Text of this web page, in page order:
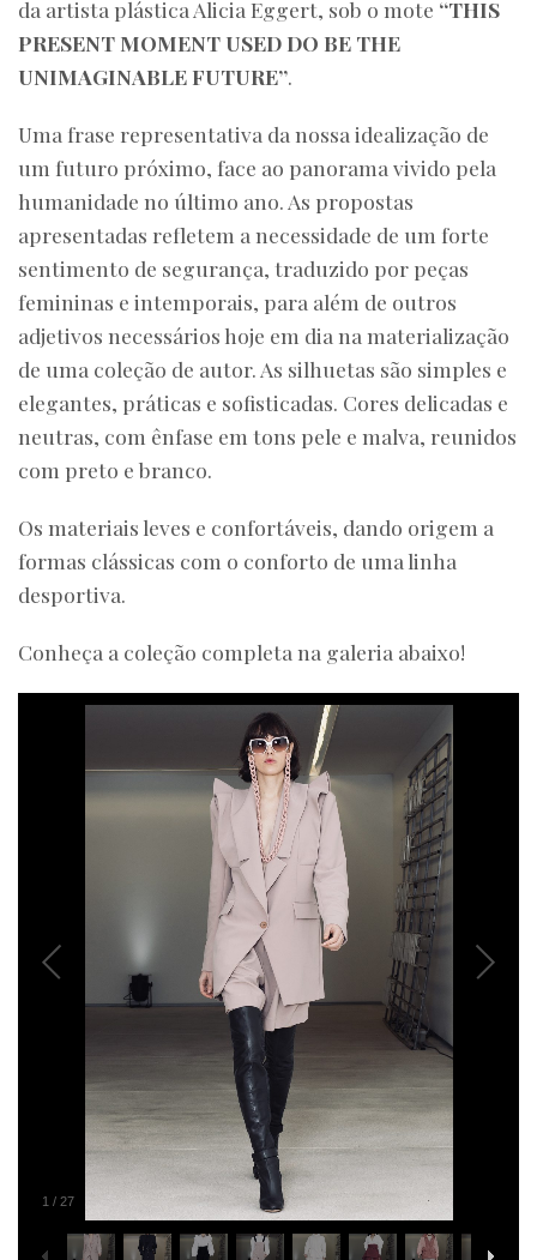
da artista plástica Alicia Eggert, sob o mote “THIS
PRESENT MOMENT USED DO BE THE
UNIMAGINABLE FUTURE”.
Uma frase representativa da nossa idealização de
um futuro próximo, face ao panorama vivido pela
humanidade no último ano. As propostas
apresentadas refletem a necessidade de um forte
sentimento de segurança, traduzido por peças
femininas e intemporais, para além de outros
adjetivos necessários hoje em dia na materialização
de uma coleção de autor. As silhuetas são simples e
elegantes, práticas e sofisticadas. Cores delicadas e
neutras, com ênfase em tons pele e malva, reunidos
com preto e branco.
Os materiais leves e confortáveis, dando origem a
formas clássicas com o conforto de uma linha
desportiva.
Conheça a coleção completa na galeria abaixo!
1 / 27